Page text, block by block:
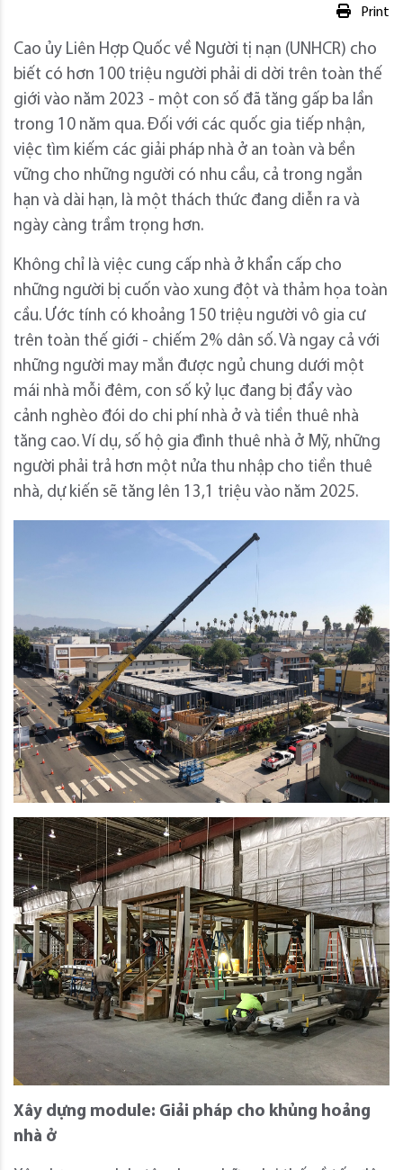
Print
Cao ủy Liên Hợp Quốc về Người tị nạn (UNHCR) cho
biết có hơn 100 triệu người phải di dời trên toàn thế
giới vào năm 2023 - một con số đã tăng gấp ba lần
trong 10 năm qua. Đối với các quốc gia tiếp nhận,
việc tìm kiếm các giải pháp nhà ở an toàn và bền
vững cho những người có nhu cầu, cả trong ngắn
hạn và dài hạn, là một thách thức đang diễn ra và
ngày càng trầm trọng hơn.
Không chỉ là việc cung cấp nhà ở khẩn cấp cho
những người bị cuốn vào xung đột và thảm họa toàn
cầu. Ước tính có khoảng 150 triệu người vô gia cư
trên toàn thế giới - chiếm 2% dân số. Và ngay cả với
những người may mắn được ngủ chung dưới một
mái nhà mỗi đêm, con số kỷ lục đang bị đẩy vào
cảnh nghèo đói do chi phí nhà ở và tiền thuê nhà
tăng cao. Ví dụ, số hộ gia đình thuê nhà ở Mỹ, những
người phải trả hơn một nửa thu nhập cho tiền thuê
nhà, dự kiến ​​sẽ tăng lên 13,1 triệu vào năm 2025.
Xây dựng module: Giải pháp cho khủng hoảng
nhà ở